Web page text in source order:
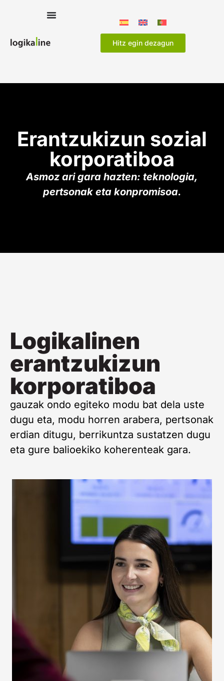
Hitz egin dezagun
Erantzukizun sozial
korporatiboa
Asmoz ari gara hazten: teknologia,
pertsonak eta konpromisoa.
Logikalinen
erantzukizun
korporatiboa
gauzak ondo egiteko modu bat dela uste
dugu eta, modu horren arabera, pertsonak
erdian ditugu, berrikuntza sustatzen dugu
eta gure balioekiko koherenteak gara.